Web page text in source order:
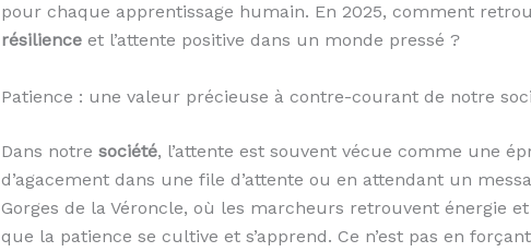
pour chaque apprentissage humain. En 2025, comment
résilienceet l’attente positive dans un monde pressé ?
Patience : une valeur précieuse à contre-courant de notre
Dans notre société, l’attente est souvent vécue comme une
d’agacement dans une file d’attente ou en attendant un
Gorges de la Véroncle, où les marcheurs retrouvent énergie
que la patience se cultive et s’apprend. Ce n’est pas en